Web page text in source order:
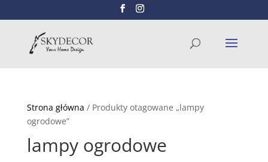
Strona główna / Produkty otagowane „lampy
ogrodowe”
lampy ogrodowe